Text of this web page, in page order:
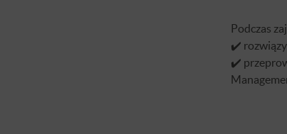
Podczas
✔️
✔️